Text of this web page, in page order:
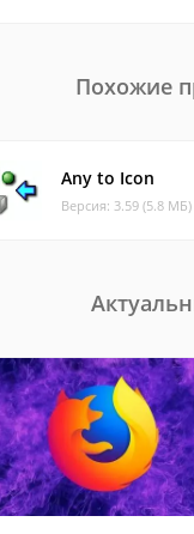
Похожие
Any to Icon
Версия: 3.59 (5.8 МБ)